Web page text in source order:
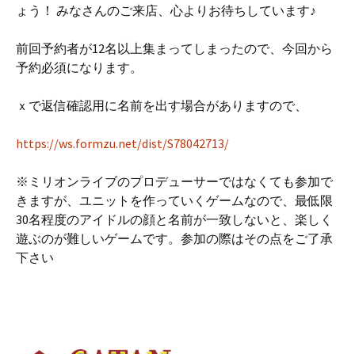
ょう！ みなさんのご来店、心よりお待ちしています♪
前回予約者が12名以上集まってしまったので、今回から
予約必須になります。
ｘで返信確認用に名前を出す場合がありますので、
https://ws.formzu.net/dist/S78042713/
※ミリオンライブのプロデューサーではなくても参加で
きますが、ユニットを作っていくゲームなので、最低限
30名程度のアイドルの顔と名前が一致しないと、楽しく
遊ぶのが難しいゲームです。参加の際はその点をご了承
下さい